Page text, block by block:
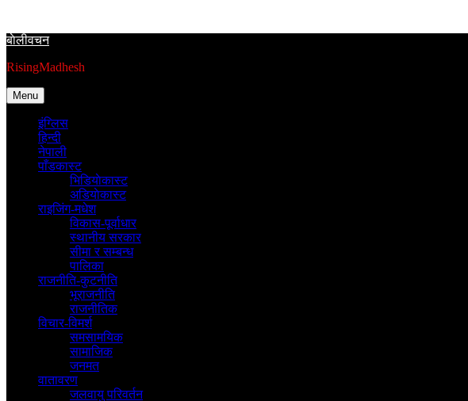
content
बाेलीवचन
RisingMadhesh
Menu
इंग्लिस
हिन्दी
नेपाली
पाँडकास्ट
भिडियाेकास्ट
अडियाेकास्ट
राइजिंग-मधेश
विकास-पूर्वाधार
स्थानीय सरकार
सीमा र सम्बन्ध
पालिका
राजनीति-कुटनीति
भूराजनीति
राजनीतिक
विचार-विमर्श
समसामयिक
सामाजिक
जनमत
वातावरण
जलवायु परिवर्तन